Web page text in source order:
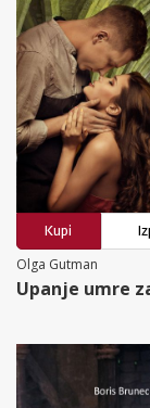
Kupi
Olga Gutman
Upanje umre